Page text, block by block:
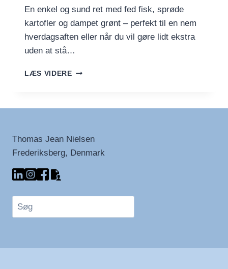
En enkel og sund ret med fed fisk, sprøde
kartofler og dampet grønt – perfekt til en nem
hverdagsaften eller når du vil gøre lidt ekstra
uden at stå…
LÆS VIDEREBAGT
GRØNTSAGER
Thomas Jean Nielsen
Frederiksberg, Denmark
Søg